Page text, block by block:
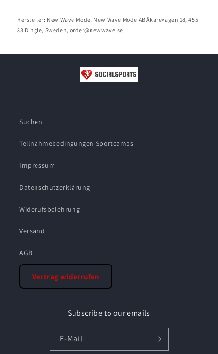
Hersteller: New Wave Mode, New Wave Mode AB Åkarevägen 18, 455
83 Dingle, Sweden, order@newwave.se
Suchen
Teilnahmebedingungen Sportcamps
Impressum
Datenschutzerklärung
Widerufsbelehrung
Versand
AGB
Vertrag widerrufen
Subscribe to our emails
E-Mail